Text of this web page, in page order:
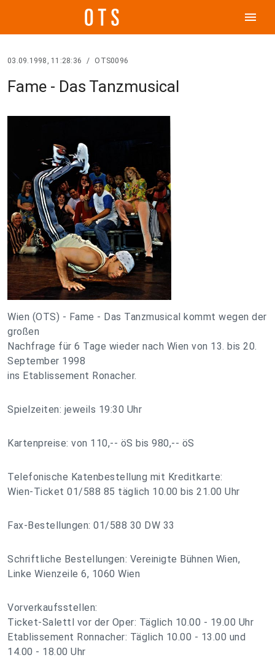
menu
03.09.1998, 11:28:36 / OTS0096
Fame - Das Tanzmusical
Wien (OTS) - Fame - Das Tanzmusical kommt wegen der
großen
Nachfrage für 6 Tage wieder nach Wien von 13. bis 20.
September 1998
ins Etablissement Ronacher.
Spielzeiten: jeweils 19:30 Uhr
Kartenpreise: von 110,-- öS bis 980,-- öS
Telefonische Katenbestellung mit Kreditkarte:
Wien-Ticket 01/588 85 täglich 10.00 bis 21.00 Uhr
Fax-Bestellungen: 01/588 30 DW 33
Schriftliche Bestellungen: Vereinigte Bühnen Wien,
Linke Wienzeile 6, 1060 Wien
Vorverkaufsstellen:
Ticket-Salettl vor der Oper: Täglich 10.00 - 19.00 Uhr
Etablissement Ronnacher: Täglich 10.00 - 13.00 und
14.00 - 18.00 Uhr